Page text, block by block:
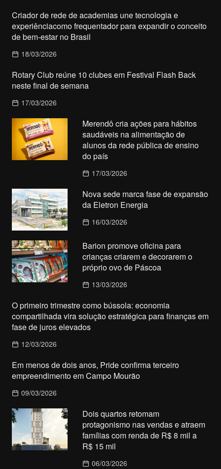
Criador de rede de academias une tecnologia e
experiênciacomo frequentador para expandir o conceito
de bem-estar no Brasil
18/03/2026
Rotary Club reúne 10 clubes em Festival Flash Back
neste final de semana
17/03/2026
Merendô cria ações para hábitos
saudáveis na alimentação de
alunos da rede pública de ensino
do país
17/03/2026
Nova sede marca fase de expansão
da Eletron Energia
16/03/2026
Barion promove oficina para
crianças criarem e decorarem o
próprio ovo de Páscoa
13/03/2026
O primeiro trimestre como bússola: economia
compartilhada vira solução estratégica para finanças em
fase de juros elevados
12/03/2026
Em menos de dois anos, Pride confirma terceiro
empreendimento em Campo Mourão
09/03/2026
Dois quartos retomam
protagonismo nas vendas e atraem
famílias com renda de R$ 8 mil a
R$ 15 mil
06/03/2026